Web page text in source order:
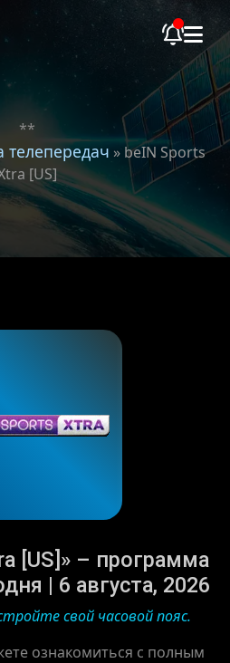
**
» beIN Sports
[US]
[US]» – программа
| 6 августа, 2026
свой часовой пояс.
ознакомиться с полным